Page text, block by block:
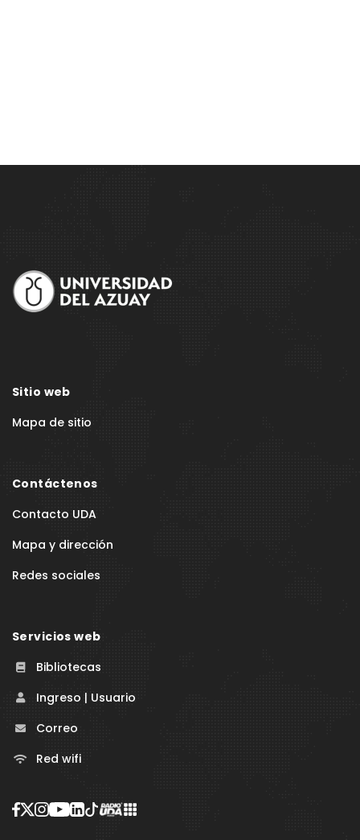
Sitio web
Mapa de sitio
Contáctenos
Contacto UDA
Mapa y dirección
Redes sociales
Servicios web
Bibliotecas
Ingreso | Usuario
Correo
Red wifi